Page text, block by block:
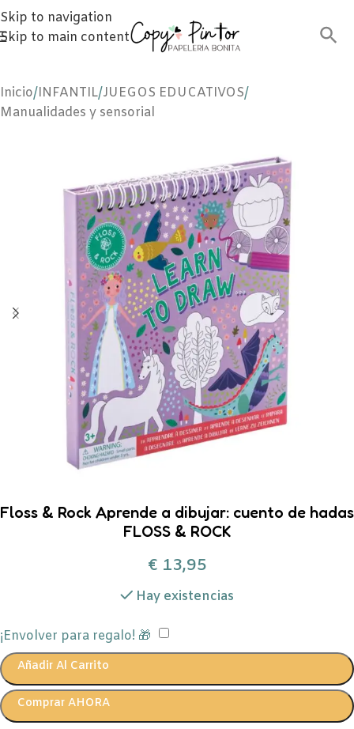
Skip to navigation
Skip to main content
Inicio/INFANTIL/JUEGOS EDUCATIVOS/
Manualidades y sensorial
Floss & Rock Aprende a dibujar: cuento de hadas
FLOSS & ROCK
€13,95
Hay existencias
¡Envolver para regalo! 🎁
Añadir Al Carrito
Comprar AHORA